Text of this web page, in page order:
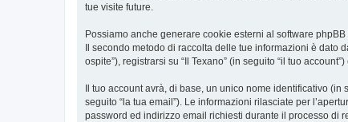
tue visite future.
Possiamo anche generare cookie esterni al software
Il secondo metodo di raccolta delle tue informazioni è dato
ospite”), registrarsi su “Il Texano” (in seguito “il tuo
Il tuo account avrà, di base, un unico nome identificativo (in
seguito “la tua email”). Le informazioni rilasciate per
password ed indirizzo email richiesti durante il processo di